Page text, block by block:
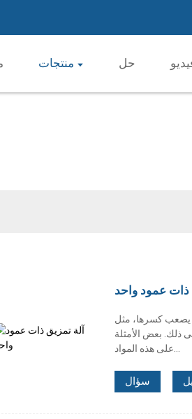
منتجات حل
ذات عمود واحد
يصعب كسرها، مثل
ذلك. بعض الأمثلة
سؤال